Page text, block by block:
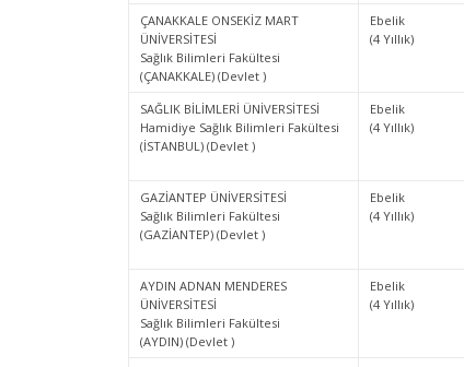
ÇANAKKALE ONSEKİZ MART
ÜNİVERSİTESİ
Sağlık Bilimleri Fakültesi
(ÇANAKKALE) (Devlet )
Ebelik
(4 Yıllık)
SAĞLIK BİLİMLERİ ÜNİVERSİTESİ
Hamidiye Sağlık Bilimleri Fakültesi
(İSTANBUL) (Devlet )
Ebelik
(4 Yıllık)
GAZİANTEP ÜNİVERSİTESİ
Sağlık Bilimleri Fakültesi
(GAZİANTEP) (Devlet )
Ebelik
(4 Yıllık)
AYDIN ADNAN MENDERES
ÜNİVERSİTESİ
Sağlık Bilimleri Fakültesi
(AYDIN) (Devlet )
Ebelik
(4 Yıllık)